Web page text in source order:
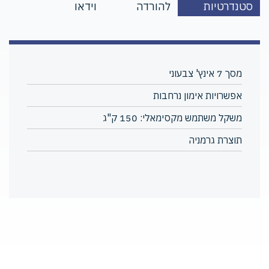
סטנדרטיות להורדה וידאו
מסך 7 אינץ' צבעוני
אפשרויות אימון נרחבות
משקל משתמש מקסימאלי: 150 ק"ג
תוצרת גרמניה